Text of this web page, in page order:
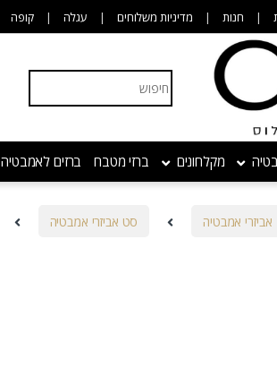
חנות מדיניות משלוחים עגלה קופה
Search for:
מקלחונים ברזי מטבח ברזים לאמבטיה
אביזרי אמבטיה סט אביזרי אמבטיה